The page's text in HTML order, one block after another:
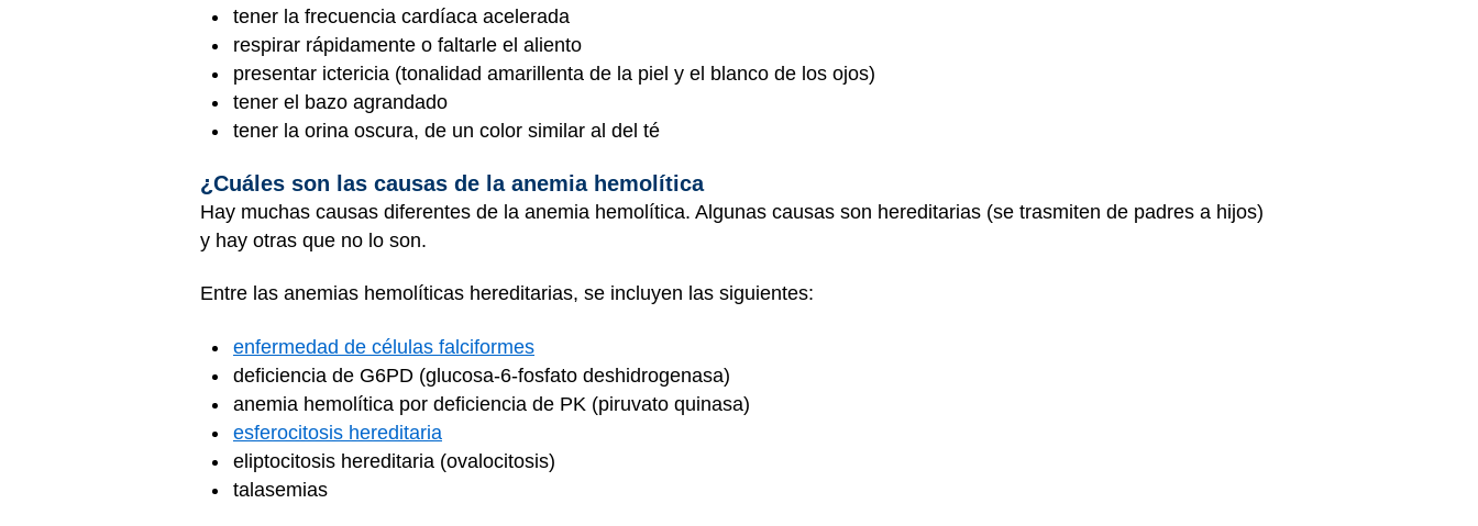
tener la frecuencia cardíaca acelerada
respirar rápidamente o faltarle el aliento
presentar ictericia (tonalidad amarillenta de la piel y el blanco de los ojos)
tener el bazo agrandado
tener la orina oscura, de un color similar al del té
¿Cuáles son las causas de la anemia hemolítica
Hay muchas causas diferentes de la anemia hemolítica. Algunas causas son hereditarias (se trasmiten de padres a hijos)
y hay otras que no lo son.
Entre las anemias hemolíticas hereditarias, se incluyen las siguientes:
enfermedad de células falciformes
deficiencia de G6PD (glucosa-6-fosfato deshidrogenasa)
anemia hemolítica por deficiencia de PK (piruvato quinasa)
esferocitosis hereditaria
eliptocitosis hereditaria (ovalocitosis)
talasemias